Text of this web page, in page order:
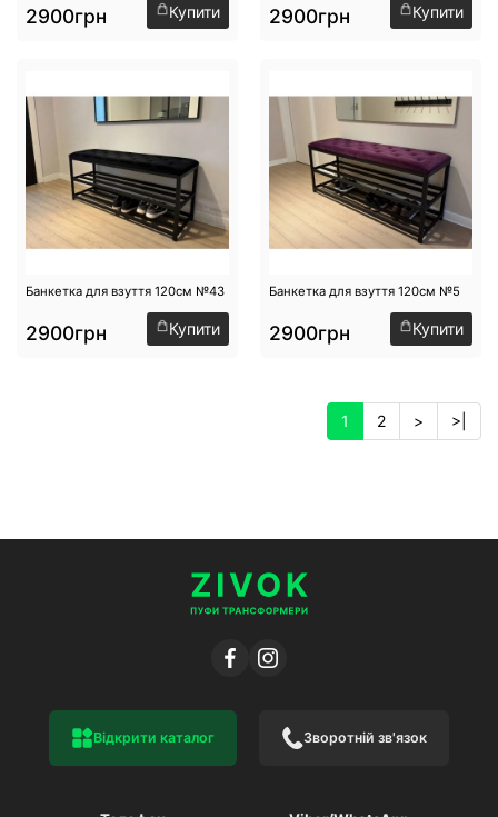
2900грн Купити 2900грн Купити
Банкетка для взуття 120см №43
2900грн Купити
Банкетка для взуття 120см №5
2900грн Купити
1 2 > >|
Відкрити каталог Зворотній зв'язок